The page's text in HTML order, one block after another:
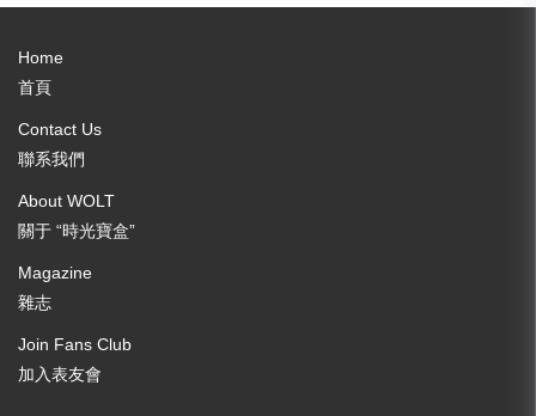
Home
首頁
Contact Us
聯系我們
About WOLT
關于 “時光寶盒”
Magazine
雜志
Join Fans Club
加入表友會